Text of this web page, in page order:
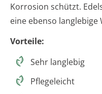
Korrosion schützt.
eine ebenso langlebige
Vorteile:
Sehr langlebig
Pflegeleicht